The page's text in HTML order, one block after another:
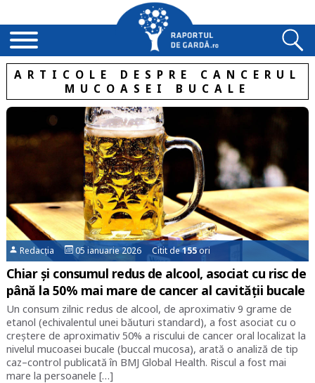
ARTICOLE DESPRE CANCERUL
MUCOASEI BUCALE
Redacția 05 ianuarie 2026 Citit de155ori
Chiar și consumul redus de alcool, asociat cu risc de
până la 50% mai mare de cancer al cavității bucale
Un consum zilnic redus de alcool, de aproximativ 9 grame de
etanol (echivalentul unei băuturi standard), a fost asociat cu o
creștere de aproximativ 50% a riscului de cancer oral localizat la
nivelul mucoasei bucale (buccal mucosa), arată o analiză de tip
caz–control publicată în BMJ Global Health. Riscul a fost mai
mare la persoanele […]